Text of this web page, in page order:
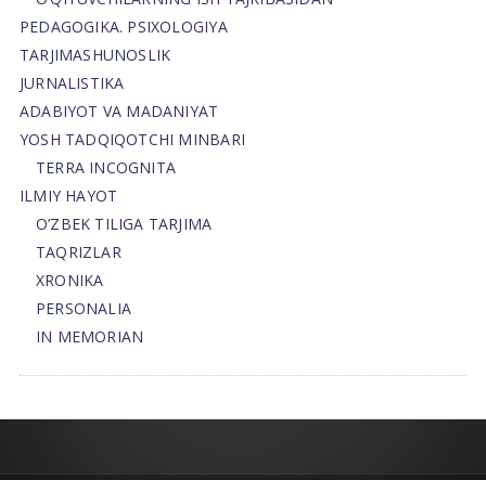
PEDAGOGIKA. PSIXOLOGIYA
TARJIMASHUNOSLIK
JURNALISTIKA
ADABIYOT VA MADANIYAT
YOSH TADQIQOTCHI MINBARI
TERRA INCOGNITA
ILMIY HAYOT
O’ZBEK TILIGA TARJIMA
TAQRIZLAR
XRONIKA
PERSONALIA
IN MEMORIAN